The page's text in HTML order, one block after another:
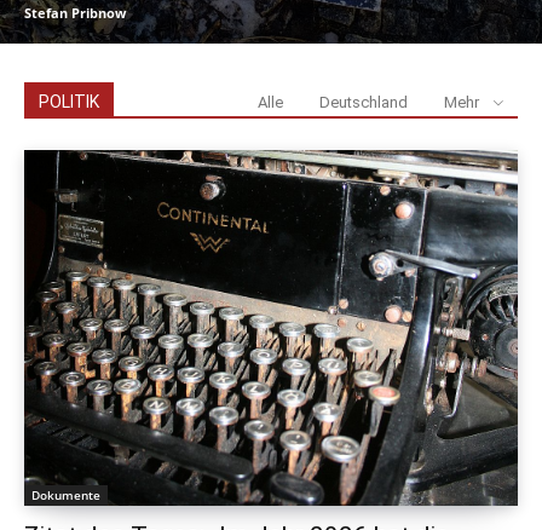
Stefan Pribnow
POLITIK Alle Deutschland Mehr
Dokumente